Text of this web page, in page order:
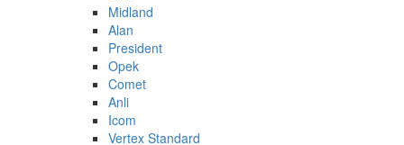
Midland
Alan
President
Opek
Comet
Anli
Icom
Vertex Standard